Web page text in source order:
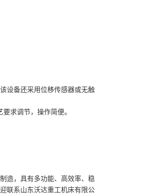
设备还采用位移传感器或无触
求调节，操作简便。
造，具有多功能、高效率、稳
联系山东沃达重工机床有限公